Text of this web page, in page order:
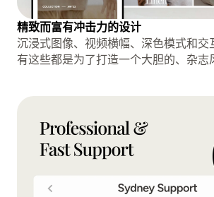
精致而富有冲击力的设计
沉浸式图像、视频横​​幅、深色模式和
有这些都是为了打造一个大胆的、杂志